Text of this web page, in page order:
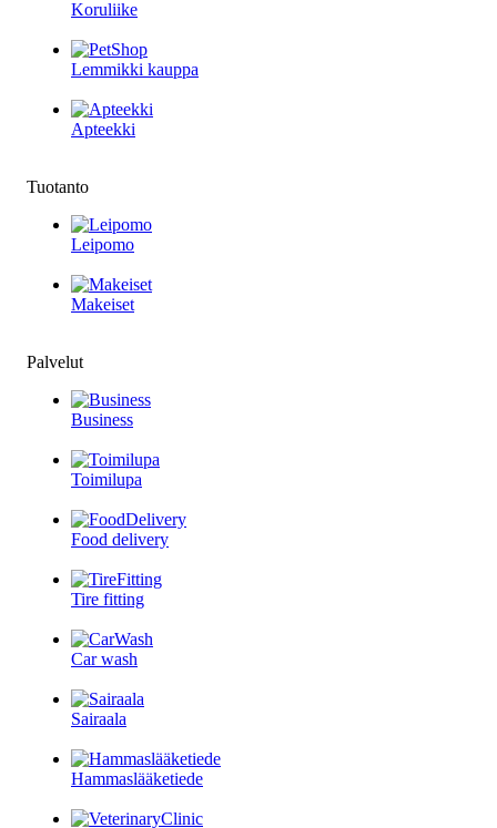
Koruliike
Lemmikki kauppa
Apteekki
Tuotanto
Leipomo
Makeiset
Palvelut
Business
Toimilupa
Food delivery
Tire fitting
Car wash
Sairaala
Hammaslääketiede